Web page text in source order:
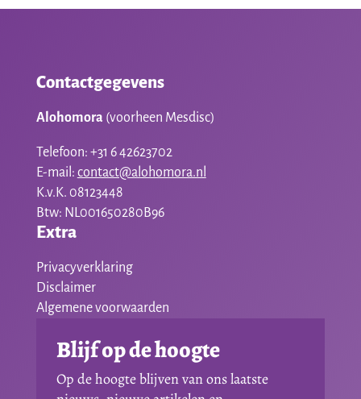
Contactgegevens
Alohomora (voorheen Mesdisc)
Telefoon: +31 6 42623702
E-mail: contact@alohomora.nl
K.v.K. 08123448
Btw: NL001650280B96
Extra
Privacyverklaring
Disclaimer
Algemene voorwaarden
Blijf op de hoogte
Op de hoogte blijven van ons laatste